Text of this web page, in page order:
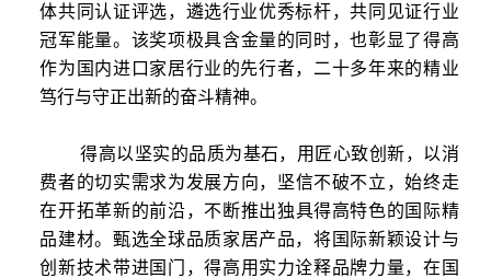
体共同认证评选，遴选行业优秀标杆，共同见证行业
冠军能量。 该奖项极具含金量的同时，也彰显了得高
作为国内进口家居行业的先行者，二十多年来的精业
笃行与守正出新的奋斗精神。
得高以坚实的品质为基石， 用匠心致创新， 以消
费者的切实需求为发展方向，坚信不破不立，始终走
在开拓革新的前沿，不断推出独具得高特色的国际精
品建材。 甄选全球品质家居产品，将国际新颖设计与
创新技术带进国门，得高用实力诠释品牌力量，在国